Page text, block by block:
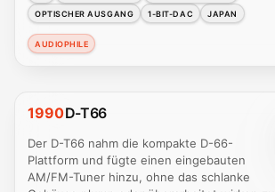
OPTISCHER AUSGANG
1-BIT-DAC JAPAN
AUDIOPHILE
1990D-T66
Der D-T66 nahm die kompakte D-66-
Plattform und fügte einen eingebauten
AM/FM-Tuner hinzu, ohne das schlanke